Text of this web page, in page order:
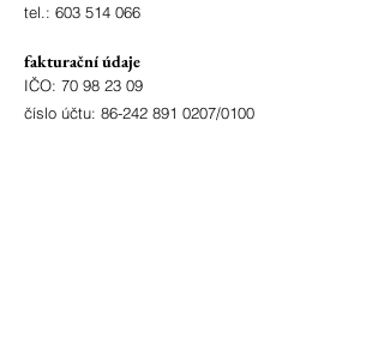
tel.: 603 514 066
fakturační údaje
IČO: 70 98 23 09
číslo účtu: 86-242 891 0207/0100